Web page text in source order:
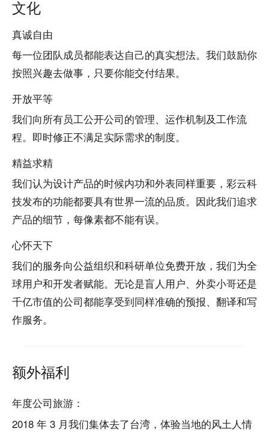
文化
真诚自由
每一位团队成员都能表达自己的真实想法。我们鼓励你
按照兴趣去做事，只要你能交付结果。
开放平等
我们向所有员工公开公司的管理、运作机制及工作流
程。即时修正不满足实际需求的制度。
精益求精
我们认为设计产品的时候内功和外表同样重要，彩云科
技发布的功能都要具有世界一流的品质。因此我们追求
产品的细节，每像素都不能有误。
心怀天下
我们的服务向公益组织和科研单位免费开放，我们为全
球用户和开发者赋能。无论是盲人用户、外卖小哥还是
千亿市值的公司都能享受到同样准确的预报、翻译和写
作服务。
额外福利
年度公司旅游：
2018 年 3 月我们集体去了台湾，体验当地的风土人情